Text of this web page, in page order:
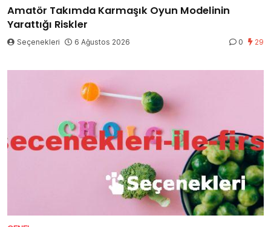
Amatör Takımda Karmaşık Oyun Modelinin
Yarattığı Riskler
Seçenekleri 6 Ağustos 2026 0 29